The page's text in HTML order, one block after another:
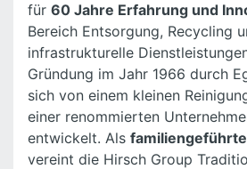
für 60 Jahre Erfahrung und
Bereich Entsorgung, Recycling
infrastrukturelle
Gründung im Jahr 1966 durch
sich von einem kleinen
einer renommierten
entwickelt. Als
vereint die Hirsch Group